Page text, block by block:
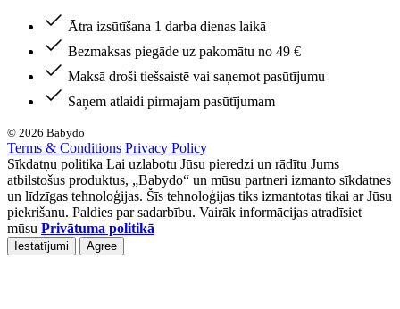
Ātra izsūtīšana 1 darba dienas laikā
Bezmaksas piegāde uz pakomātu no 49 €
Maksā droši tiešsaistē vai saņemot pasūtījumu
Saņem atlaidi pirmajam pasūtījumam
© 2026 Babydo
Terms & Conditions Privacy Policy
Sīkdatņu politika Lai uzlabotu Jūsu pieredzi un rādītu Jums
atbilstošus produktus, „Babydo“ un mūsu partneri izmanto sīkdatnes
un līdzīgas tehnoloģijas. Šīs tehnoloģijas tiks izmantotas tikai ar Jūsu
piekrišanu. Paldies par sadarbību. Vairāk informācijas atradīsiet
mūsu Privātuma politikā
Iestatījumi Agree